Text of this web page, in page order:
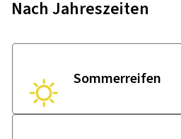
Nach Jahreszeiten
Sommer­reifen